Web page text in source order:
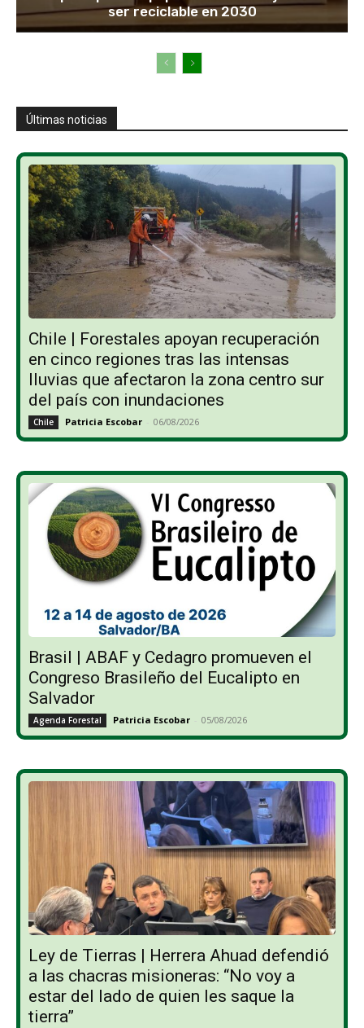
ser reciclable en 2030
Últimas noticias
Chile | Forestales apoyan recuperación
en cinco regiones tras las intensas
lluvias que afectaron la zona centro sur
del país con inundaciones
Chile Patricia Escobar - 06/08/2026
Brasil | ABAF y Cedagro promueven el
Congreso Brasileño del Eucalipto en
Salvador
Agenda Forestal Patricia Escobar - 05/08/2026
Ley de Tierras | Herrera Ahuad defendió
a las chacras misioneras: “No voy a
estar del lado de quien les saque la
tierra”